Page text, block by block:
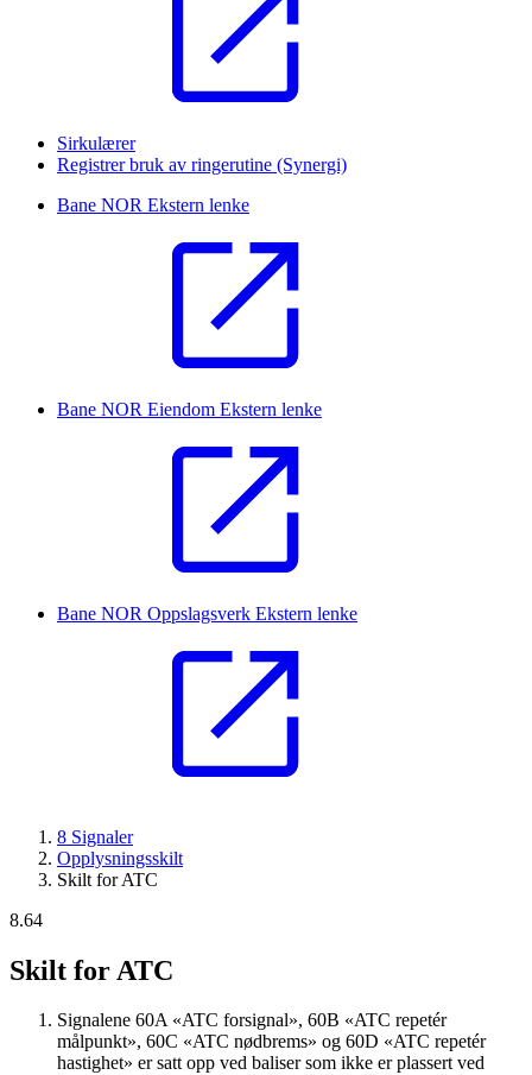
Sirkulærer
Registrer bruk av ringerutine (Synergi)
Bane NOR Ekstern lenke
Bane NOR Eiendom Ekstern lenke
Bane NOR Oppslagsverk Ekstern lenke
8 Signaler
Opplysningsskilt
Skilt for ATC
8.64
Skilt for ATC
Signalene 60A «ATC forsignal», 60B «ATC repetér
målpunkt», 60C «ATC nødbrems» og 60D «ATC repetér
hastighet» er satt opp ved baliser som ikke er plassert ved